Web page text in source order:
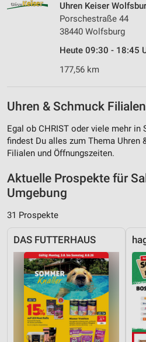
Uhren Keiser
Porschestraße 44
38440 Wolfsburg
Heute 09:30 - 18:45
177,56 km
Uhren & Schmuck
Egal ob CHRIST oder viele mehr in
findest Du alles zum Thema Uhren
Filialen und Öffnungszeiten.
Aktuelle Prospekte für
Umgebung
31 Prospekte
DAS FUTTERHAUS